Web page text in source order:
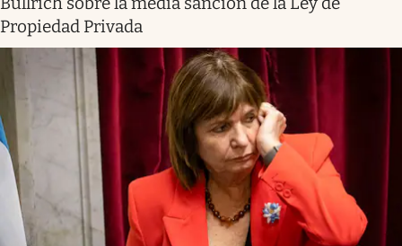
Propiedad Privada